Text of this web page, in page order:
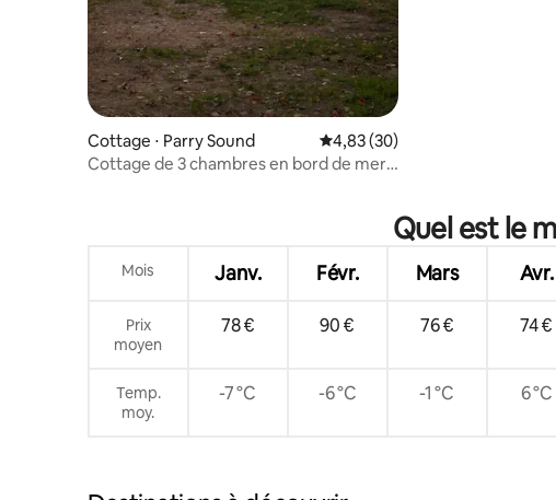
Cottage ⋅ Parry Sound Évaluation moyenne sur la
4,83 (30)
Cottage de 3 chambres en bord de mer |
Quel est le
Mois Janv. Févr. Mars Avr.
Prix
moyen
78 € 90 € 76 € 74 €
Temp.
moy.
-7 °C -6 °C -1 °C 6 °C